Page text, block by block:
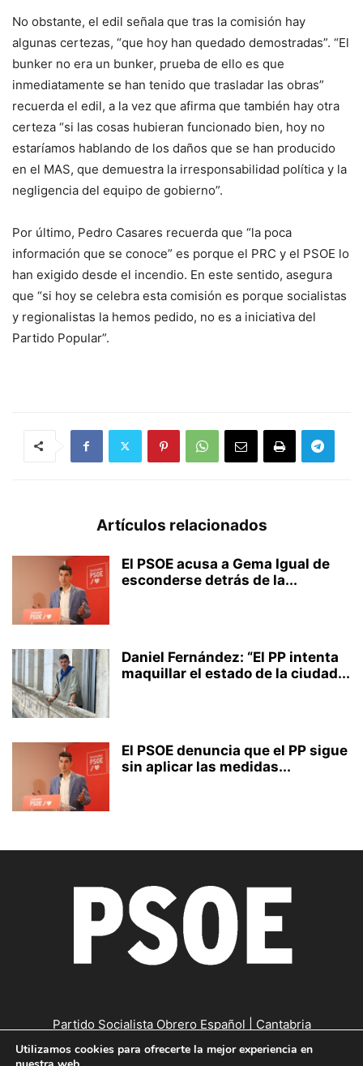
No obstante, el edil señala que tras la comisión hay
algunas certezas, “que hoy han quedado demostradas”. “El
bunker no era un bunker, prueba de ello es que
inmediatamente se han tenido que trasladar las obras”
recuerda el edil, a la vez que afirma que también hay otra
certeza “si las cosas hubieran funcionado bien, hoy no
estaríamos hablando de los daños que se han producido
en el MAS, que demuestra la irresponsabilidad política y la
negligencia del equipo de gobierno”.
Por último, Pedro Casares recuerda que “la poca
información que se conoce” es porque el PRC y el PSOE lo
han exigido desde el incendio. En este sentido, asegura
que “si hoy se celebra esta comisión es porque socialistas
y regionalistas la hemos pedido, no es a iniciativa del
Partido Popular”.
Artículos relacionados
El PSOE acusa a Gema Igual de
esconderse detrás de la...
Daniel Fernández: “El PP intenta
maquillar el estado de la ciudad...
El PSOE denuncia que el PP sigue
sin aplicar las medidas...
Partido Socialista Obrero Español | Cantabria
Contáctanos:cantabria@psc-psoe.es
Utilizamos cookies para ofrecerte la mejor experiencia en